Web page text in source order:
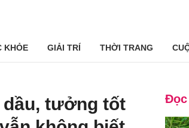
KHỎE GIẢI TRÍ THỜI TRANG
tưởng tốt
Đọc